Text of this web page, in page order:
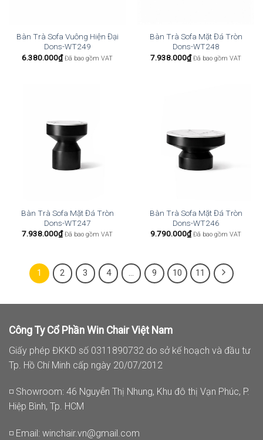
Bàn Trà Sofa Vuông Hiện Đại
Dons-WT249
6.380.000₫ Đã bao gồm VAT
Bàn Trà Sofa Mặt Đá Tròn
Dons-WT248
7.938.000₫ Đã bao gồm VAT
Bàn Trà Sofa Mặt Đá Tròn
Dons-WT247
7.938.000₫ Đã bao gồm VAT
Bàn Trà Sofa Mặt Đá Tròn
Dons-WT246
9.790.000₫ Đã bao gồm VAT
1 2 3 4 … 9 10 11
Công Ty Cổ Phần Win Chair Việt Nam
Giấy phép ĐKKD số 0311890732 do sở kế hoạch và đầu tư
Tp. Hồ Chí Minh cấp ngày 20/07/2012
◽ Showroom: 46 Nguyễn Thị Nhung, Khu đô thị Vạn Phúc, P.
Hiệp Bình, Tp. HCM
◽ Email: winchair.vn@gmail.com